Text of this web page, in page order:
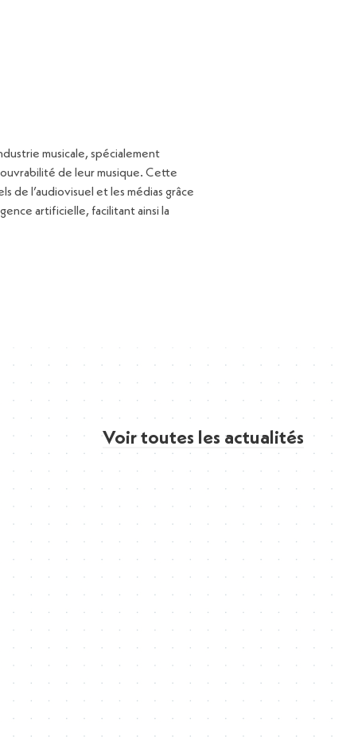
musicale, spécialement
de leur musique. Cette
de l’audiovisuel et les médias grâce
artificielle, facilitant ainsi la
Voir toutes les actualités